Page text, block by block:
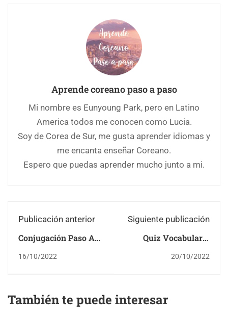
Aprende coreano paso a paso
Mi nombre es Eunyoung Park, pero en Latino
America todos me conocen como Lucia.
Soy de Corea de Sur, me gusta aprender idiomas y
me encanta enseñar Coreano.
Espero que puedas aprender mucho junto a mi.
Publicación anterior
Conjugación Paso A
16/10/2022
Siguiente publicación
Quiz Vocabulario
NATURALEZA
20/10/2022
También te puede interesar